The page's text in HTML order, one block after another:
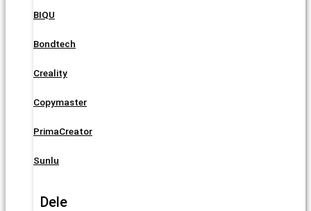
BIQU
Bondtech
Creality
Copymaster
PrimaCreator
Sunlu
Dele